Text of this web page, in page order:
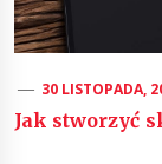
30 LISTOPADA,
Jak stworzyć